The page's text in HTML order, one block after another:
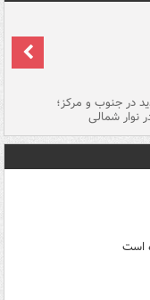
در جنوب و مرکز؛
نوار شمالی
است